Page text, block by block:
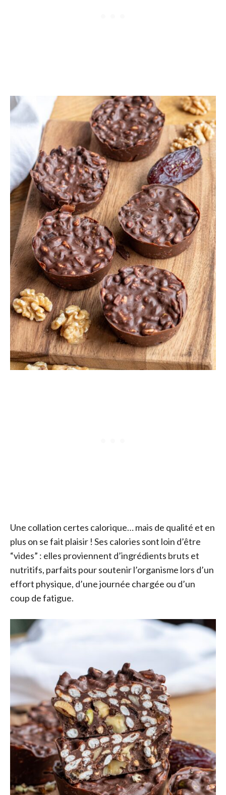
Une collation certes calorique… mais de qualité et en
plus on se fait plaisir ! Ses calories sont loin d’être
“vides” : elles proviennent d’ingrédients bruts et
nutritifs, parfaits pour soutenir l’organisme lors d’un
effort physique, d’une journée chargée ou d’un
coup de fatigue.